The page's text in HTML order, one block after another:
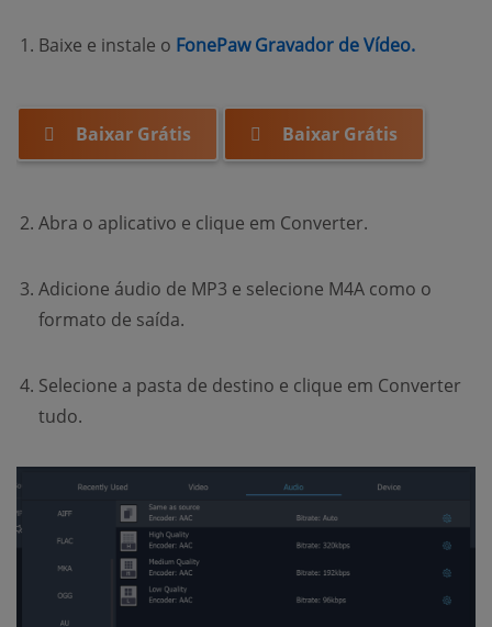
Baixe e instale o FonePaw Gravador de Vídeo.(opens
Baixar Grátis Baixar Grátis
Abra o aplicativo e clique em Converter.
Adicione áudio de MP3 e selecione M4A como o
formato de saída.
Selecione a pasta de destino e clique em Converter
tudo.